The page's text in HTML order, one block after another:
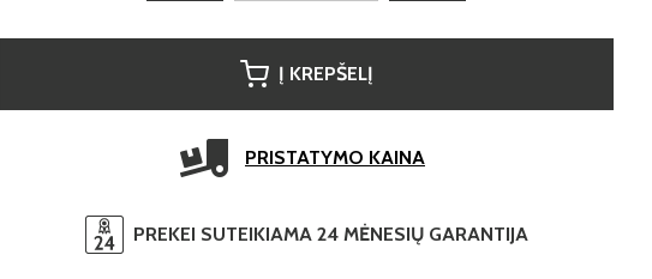
Į KREPŠELĮ
PRISTATYMO KAINA
PREKEI SUTEIKIAMA 24 MĖNESIŲ GARANTIJA